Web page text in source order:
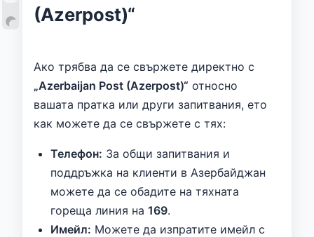
(Azerpost)“
Ако трябва да се свържете директно с
„Azerbaijan Post (Azerpost)“ относно
вашата пратка или други запитвания, ето
как можете да се свържете с тях:
Телефон: За общи запитвания и
поддръжка на клиенти в Азербайджан
можете да се обадите на тяхната
гореща линия на 169.
Имейл: Можете да изпратите имейл с